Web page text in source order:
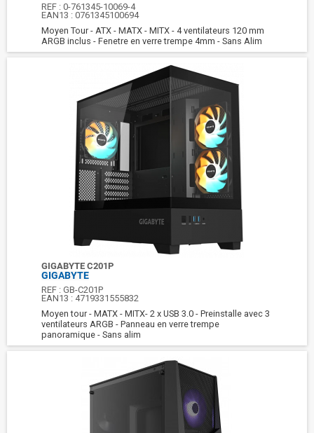
REF :0-761345-10069-4
EAN13 :0761345100694
Moyen Tour - ATX - MATX - MITX - 4 ventilateurs 120 mm
ARGB inclus - Fenetre en verre trempe 4mm - Sans Alim
GIGABYTE C201P
GIGABYTE
REF :GB-C201P
EAN13 : 4719331555832
Moyen tour - MATX - MITX- 2 x USB 3.0 - Preinstalle avec 3
ventilateurs ARGB - Panneau en verre trempe
panoramique - Sans alim